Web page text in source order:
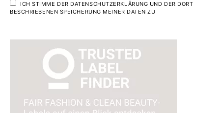
ICH STIMME DER DATENSCHUTZERKLÄRUNG UND DER DORT
BESCHRIEBENEN SPEICHERUNG MEINER DATEN ZU